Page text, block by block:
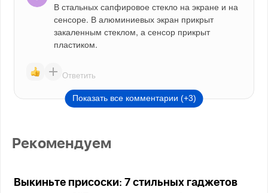
В стальных сапфировое стекло на экране и на
сенсоре. В алюминиевых экран прикрыт
закаленным стеклом, а сенсор прикрыт
пластиком.
Ответить
Показать все комментарии (+3)
Рекомендуем
Выкиньте присоски: 7 стильных гаджетов